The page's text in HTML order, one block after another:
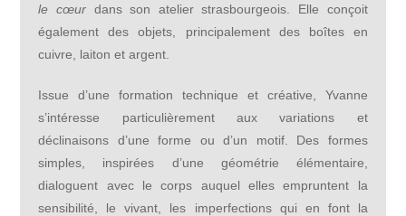
le cœur dans son atelier strasbourgeois. Elle conçoit
également des objets, principalement des boîtes en
cuivre, laiton et argent.
Issue d’une formation technique et créative, Yvanne
s’intéresse particulièrement aux variations et
déclinaisons d’une forme ou d’un motif. Des formes
simples, inspirées d’une géométrie élémentaire,
dialoguent avec le corps auquel elles empruntent la
sensibilité, le vivant, les imperfections qui en font la